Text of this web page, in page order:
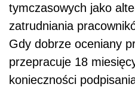
tymczasowych jako
zatrudniania
Gdy dobrze oceniany
przepracuje 18
konieczności